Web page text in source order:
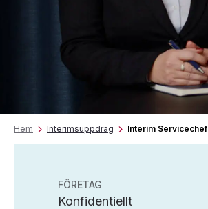
Hem Interimsuppdrag Interim Servicechef
FÖRETAG
Konfidentiellt